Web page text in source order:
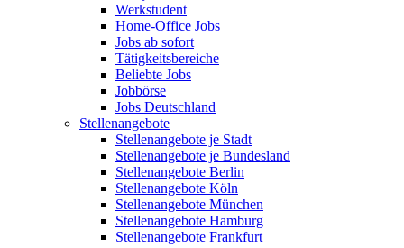
Werkstudent
Home-Office Jobs
Jobs ab sofort
Tätigkeitsbereiche
Beliebte Jobs
Jobbörse
Jobs Deutschland
Stellenangebote
Stellenangebote je Stadt
Stellenangebote je Bundesland
Stellenangebote Berlin
Stellenangebote Köln
Stellenangebote München
Stellenangebote Hamburg
Stellenangebote Frankfurt